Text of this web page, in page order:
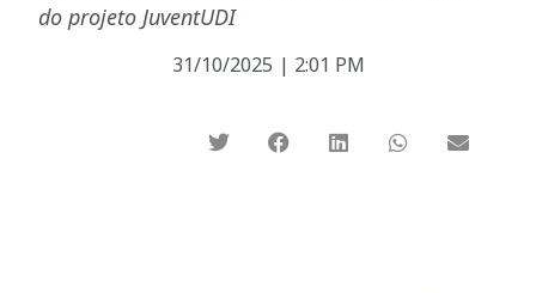
do projeto JuventUDI
31/10/2025 | 2:01 PM